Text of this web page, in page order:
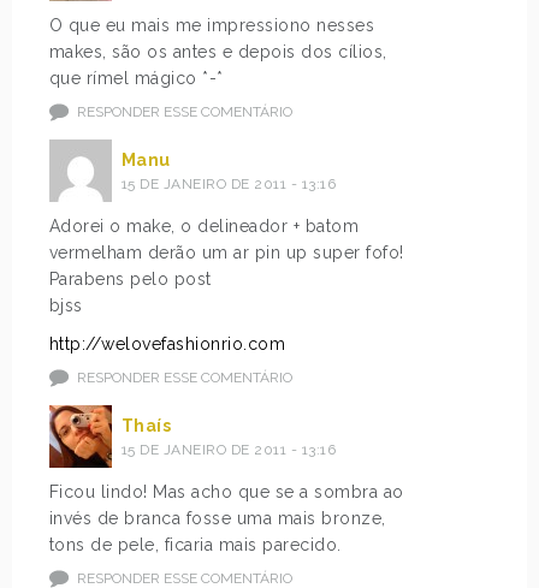
O que eu mais me impressiono nesses
makes, são os antes e depois dos cílios,
que rímel mágico *-*
RESPONDER ESSE COMENTÁRIO
Manu
15 DE JANEIRO DE 2011 - 13:16
Adorei o make, o delineador + batom
vermelham derão um ar pin up super fofo!
Parabens pelo post
bjss
http://welovefashionrio.com
RESPONDER ESSE COMENTÁRIO
Thaís
15 DE JANEIRO DE 2011 - 13:16
Ficou lindo! Mas acho que se a sombra ao
invés de branca fosse uma mais bronze,
tons de pele, ficaria mais parecido.
RESPONDER ESSE COMENTÁRIO